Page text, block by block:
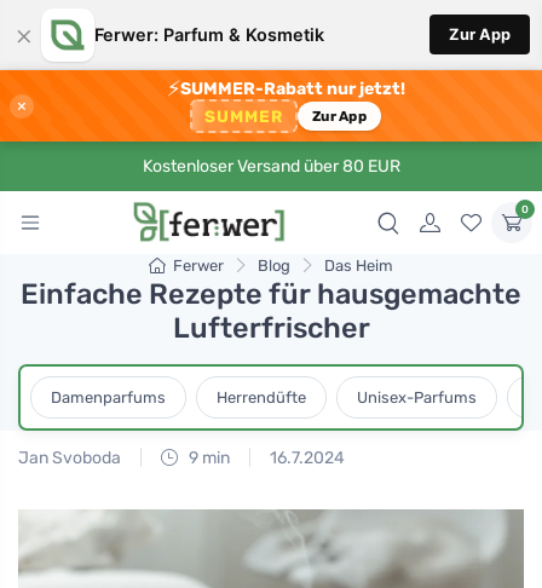
× Ferwer: Parfum & Kosmetik Zur App
×
⚡SUMMER-Rabatt nur jetzt!
SUMMER Zur App
Kostenloser Versand über 80 EUR
0
Ferwer Blog Das Heim
Einfache Rezepte für hausgemachte
Lufterfrischer
Damenparfums Herrendüfte Unisex-Parfums
Jan Svoboda 9 min 16.7.2024